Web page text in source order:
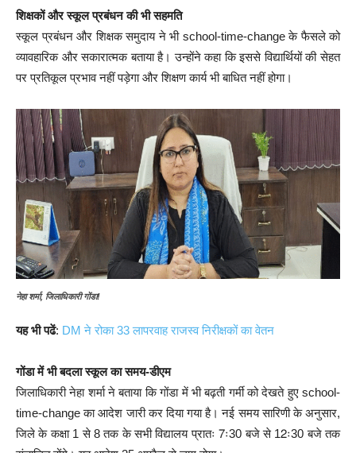
शिक्षकों और स्कूल प्रबंधन की भी सहमति
स्कूल प्रबंधन और शिक्षक समुदाय ने भी school-time-change के फैसले को
व्यावहारिक और सकारात्मक बताया है। उन्होंने कहा कि इससे विद्यार्थियों की सेहत
पर प्रतिकूल प्रभाव नहीं पड़ेगा और शिक्षण कार्य भी बाधित नहीं होगा।
नेहा शर्मा, जिलाधिकारी गोंडा!
यह भी पढें: DM ने रोका 33 लापरवाह राजस्व निरीक्षकों का वेतन
गोंडा में भी बदला स्कूल का समय-डीएम
जिलाधिकारी नेहा शर्मा ने बताया कि गोंडा में भी बढ़ती गर्मी को देखते हुए school-
time-change का आदेश जारी कर दिया गया है। नई समय सारिणी के अनुसार,
जिले के कक्षा 1 से 8 तक के सभी विद्यालय प्रातः 7ः30 बजे से 12ः30 बजे तक